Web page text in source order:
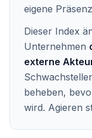
eigene
Dieser Index
Unternehmen
externe
beheben,
wird. Agieren